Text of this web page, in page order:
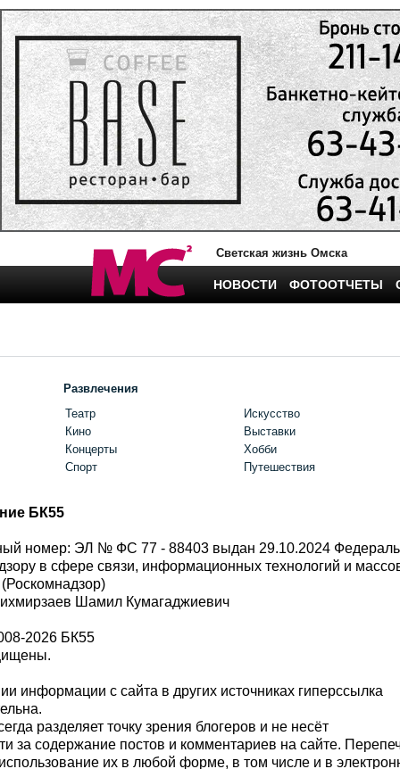
Светская жизнь Омска
НОВОСТИ ФОТООТЧЕТЫ
Развлечения
Театр
Кино
Концерты
Спорт
Искусство
Выставки
Хобби
Путешествия
БК55
номер: ЭЛ № ФС 77 - 88403 выдан 29.10.2024
в сфере связи, информационных технологий и
Шамил Кумагаджиевич
2026 БК55
информации с сайта в других источниках гиперссылка
разделяет точку зрения блогеров и не несёт
за содержание постов и комментариев на сайте.
их в любой форме, в том числе и в